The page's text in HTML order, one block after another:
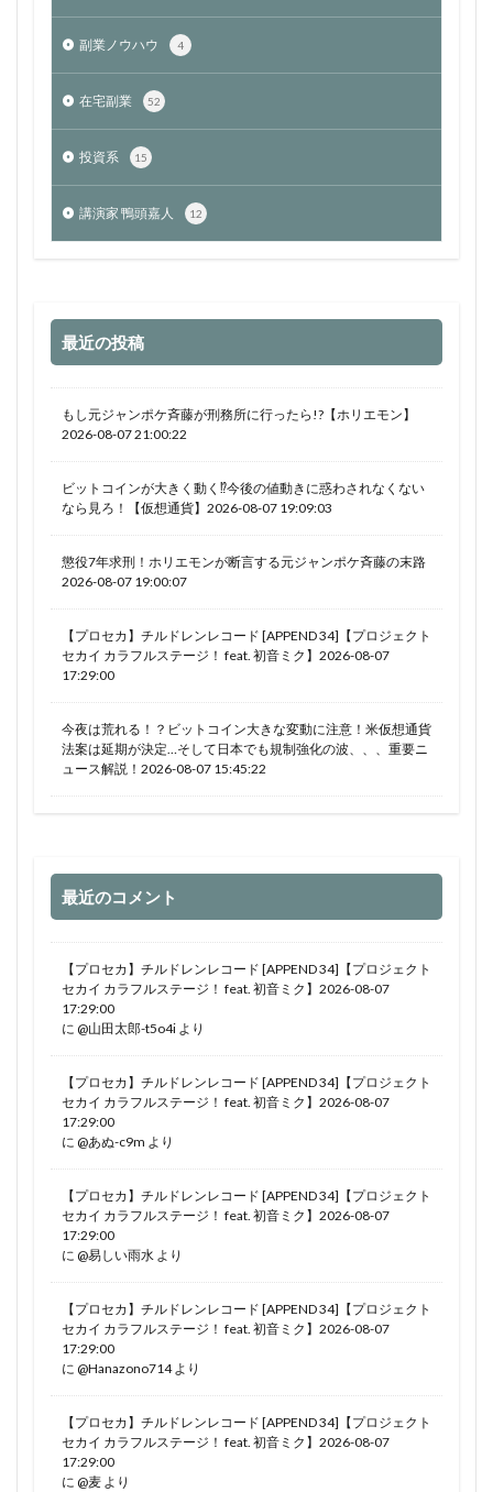
副業ノウハウ 4
在宅副業 52
投資系 15
講演家 鴨頭嘉人 12
最近の投稿
もし元ジャンポケ斉藤が刑務所に行ったら!?【ホリエモン】
2026-08-07 21:00:22
ビットコインが大きく動く⁉今後の値動きに惑わされなくない
なら見ろ！【仮想通貨】2026-08-07 19:09:03
懲役7年求刑！ホリエモンが断言する元ジャンポケ斉藤の末路
2026-08-07 19:00:07
【プロセカ】チルドレンレコード [APPEND 34]【プロジェクト
セカイ カラフルステージ！ feat. 初音ミク】2026-08-07
17:29:00
今夜は荒れる！？ビットコイン大きな変動に注意！米仮想通貨
法案は延期が決定…そして日本でも規制強化の波、、、重要ニ
ュース解説！2026-08-07 15:45:22
最近のコメント
【プロセカ】チルドレンレコード [APPEND 34]【プロジェクト
セカイ カラフルステージ！ feat. 初音ミク】2026-08-07
17:29:00
に @山田太郎-t5o4i より
【プロセカ】チルドレンレコード [APPEND 34]【プロジェクト
セカイ カラフルステージ！ feat. 初音ミク】2026-08-07
17:29:00
に @あぬ-c9m より
【プロセカ】チルドレンレコード [APPEND 34]【プロジェクト
セカイ カラフルステージ！ feat. 初音ミク】2026-08-07
17:29:00
に @易しい雨水 より
【プロセカ】チルドレンレコード [APPEND 34]【プロジェクト
セカイ カラフルステージ！ feat. 初音ミク】2026-08-07
17:29:00
に @Hanazono714より
【プロセカ】チルドレンレコード [APPEND 34]【プロジェクト
セカイ カラフルステージ！ feat. 初音ミク】2026-08-07
17:29:00
に @麦 より